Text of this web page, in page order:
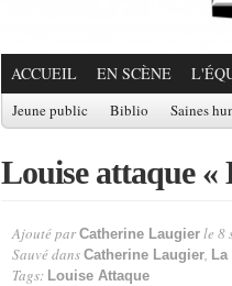
ACCUEIL EN SCÈNE
Jeune public Biblio Saines
Louise attaque
Ajouté par Catherine Laugier le 8
Sauvé dans Catherine Laugier,
Tags: Louise Attaque